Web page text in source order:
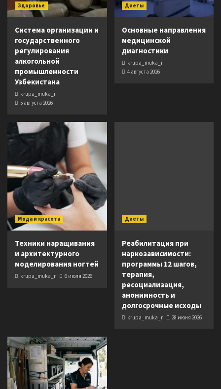
Здоровье
Система организации и
государственного
регулирования
алкогольной
промышленности
Узбекистана
krupa_muka_r
5 августа 2026
Диеты
Основные направления
медицинской
диагностики
krupa_muka_r
4 августа 2026
Мода и красота
Техники наращивания
и архитектурного
моделирования ногтей
krupa_muka_r 6 июля 2026
Диеты
Реабилитация при
наркозависимости:
программы 12 шагов,
терапия,
ресоциализация,
анонимность и
долгосрочные исходы
krupa_muka_r 28 июня 2026